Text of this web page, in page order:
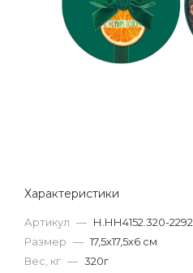
Характеристики
Артикул — Н.НН4152.320-2292
Размер — 17,5х17,5х6 см
Вес, кг — 320г